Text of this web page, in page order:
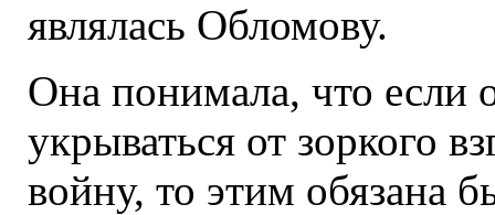
являлась Обломову.
Она понимала, что если
укрываться от зоркого
войну, то этим обязана